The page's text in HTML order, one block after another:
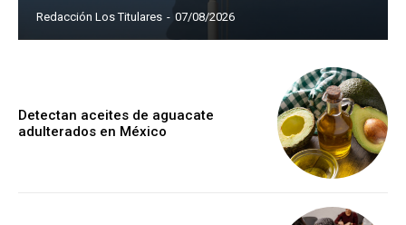
Redacción Los Titulares - 07/08/2026
Detectan aceites de aguacate
adulterados en México